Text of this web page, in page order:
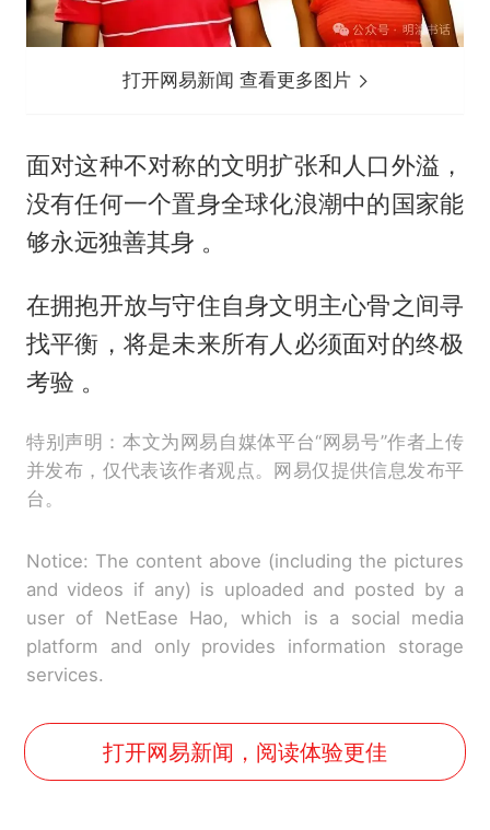
打开网易新闻 查看更多图片
面对这种不对称的文明扩张和人口外溢，
没有任何一个置身全球化浪潮中的国家能
够永远独善其身 。
在拥抱开放与守住自身文明主心骨之间寻
找平衡，将是未来所有人必须面对的终极
考验 。
特别声明：本文为网易自媒体平台“网易号”作者上传
并发布，仅代表该作者观点。网易仅提供信息发布平
台。
Notice: The content above (including the pictures
and videos if any) is uploaded and posted by a
user of NetEase Hao, which is a social media
platform and only provides information storage
services.
打开网易新闻，阅读体验更佳